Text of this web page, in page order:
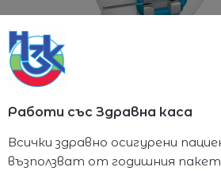
Работи със Здравна каса
Всички здравно осигурени
възползват от годишния пакет